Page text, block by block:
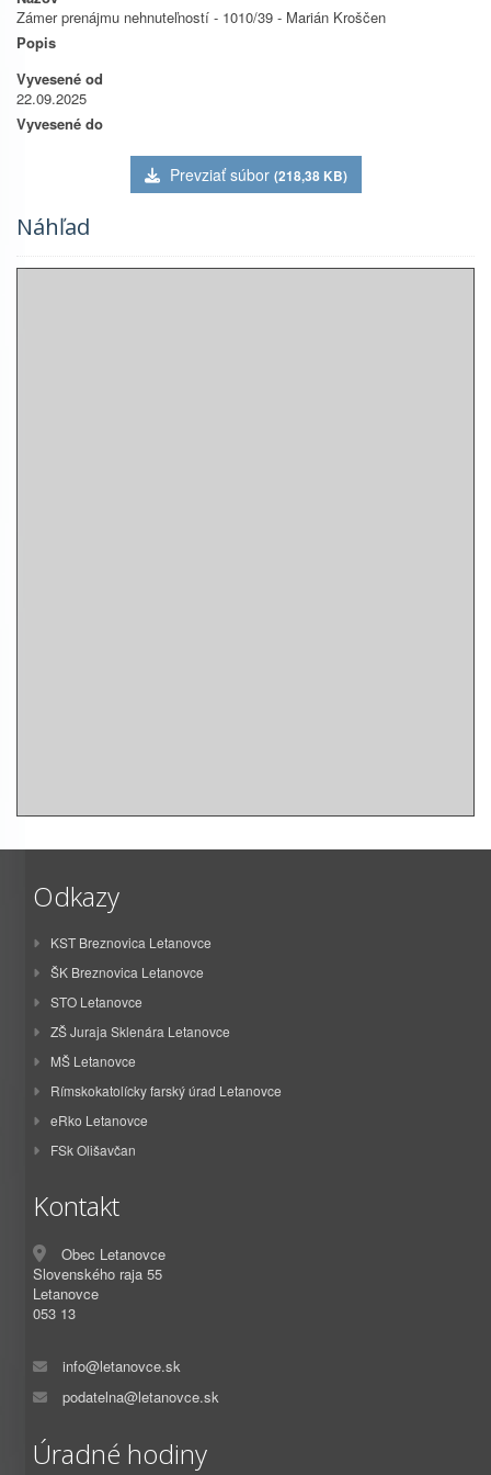
Zámer prenájmu nehnuteľností - 1010/39 - Marián Kroščen
Popis
Vyvesené od
22.09.2025
Vyvesené do
Prevziať súbor (218,38 KB)
Náhľad
Odkazy
KST Breznovica Letanovce
ŠK Breznovica Letanovce
STO Letanovce
ZŠ Juraja Sklenára Letanovce
MŠ Letanovce
Rímskokatolícky farský úrad Letanovce
eRko Letanovce
FSk Olišavčan
Kontakt
Obec Letanovce
Slovenského raja 55
Letanovce
053 13
info@letanovce.sk
podatelna@letanovce.sk
Úradné hodiny